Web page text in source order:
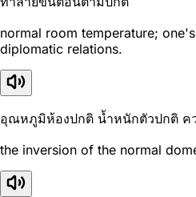
normal room temperature;
diplomatic relations.
อุณหภูมิห้องปกติ น้ำหนักตัวปกติ ค
the inversion of the normal